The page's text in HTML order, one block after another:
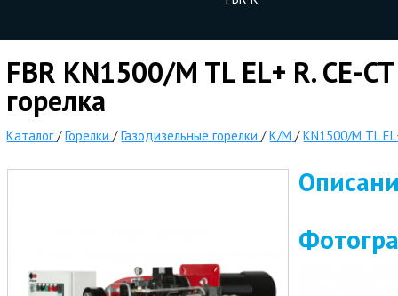
FBR KN1500/M TL EL+ R. CE-
горелка
Каталог /Горелки /Газодизельные горелки /K/M /KN1500/M TL